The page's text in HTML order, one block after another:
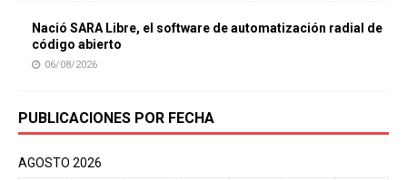
Nació SARA Libre, el software de automatización radial de
código abierto
06/08/2026
PUBLICACIONES POR FECHA
AGOSTO 2026